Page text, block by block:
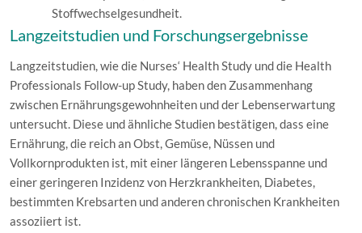
Stoffwechselgesundheit.
Langzeitstudien und Forschungsergebnisse
Langzeitstudien, wie die Nurses‘ Health Study und die Health
Professionals Follow-up Study, haben den Zusammenhang
zwischen Ernährungsgewohnheiten und der Lebenserwartung
untersucht. Diese und ähnliche Studien bestätigen, dass eine
Ernährung, die reich an Obst, Gemüse, Nüssen und
Vollkornprodukten ist, mit einer längeren Lebensspanne und
einer geringeren Inzidenz von Herzkrankheiten, Diabetes,
bestimmten Krebsarten und anderen chronischen Krankheiten
assoziiert ist.